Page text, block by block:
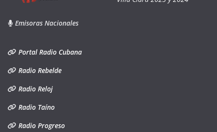
Emisoras Nacionales
Portal Radio Cubana
Radio Rebelde
Radio Reloj
Radio Taíno
Radio Progreso